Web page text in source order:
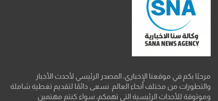
مرحبًا بكم في موقعنا الإخباري، المصدر الرئيسي لأحدث الأخبار
والتطورات من مختلف أنحاء العالم. نسعى دائمًا لتقديم تغطية شاملة
وموثوقة للأحداث الرئيسية التي تهمكم، سواء كنتم مهتمين